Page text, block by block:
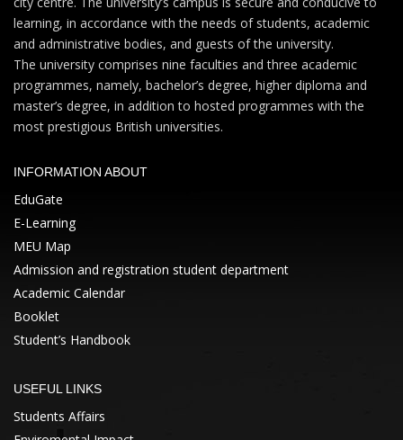
learning, in accordance with the needs of students, academic
and administrative bodies, and guests of the university.
The university comprises nine faculties and three academic
programmes, namely, bachelor’s degree, higher diploma and
master’s degree, in addition to hosted programmes with the
most prestigious British universities.
INFORMATION ABOUT
EduGate
E-Learning
MEU Map
Admission and registration student department
Academic Calendar
Booklet
Student’s Handbook
USEFUL LINKS
Students Affairs